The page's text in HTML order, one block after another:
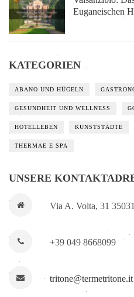
Euganeischen
KATEGORIEN
ABANO UND HÜGELN
GESUNDHEIT UND WELLNESS
HOTELLEBEN KUNSTSTÄDTE
THERMAE E SPA
UNSERE
Via A. Volta, 31
+39 049 8668099
tritone@termetritone.it